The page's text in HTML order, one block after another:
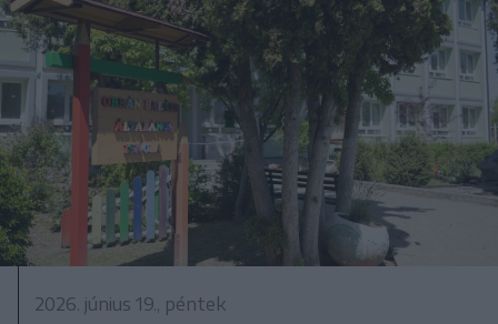
2026. június 19., péntek